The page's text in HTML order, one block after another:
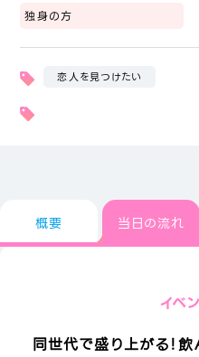
独身の方
恋人を見つけたい
概要 当日の流れ
イベ
同世代で盛り上がる！